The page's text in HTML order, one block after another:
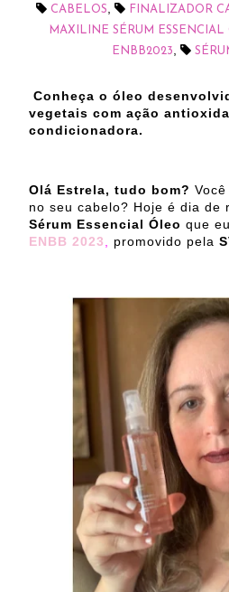
CABELOS, FINALIZADOR
MAXILINE SÉRUM ESSENCIAL
ENBB2023,
Conheça o óleo
vegetais com ação
condicionadora.
Olá Estrela, tudo bom?
no seu cabelo? Hoje é dia de
Sérum Essencial Óleo que
ENBB 2023, promovido pela